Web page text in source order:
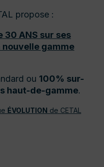
propose :
30 ANS sur ses
gamme
ou 100% sur-
haut-de-gamme.
ÉVOLUTION de CETAL